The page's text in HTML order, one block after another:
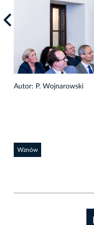
Autor: P. Wojnarowski
Wznów